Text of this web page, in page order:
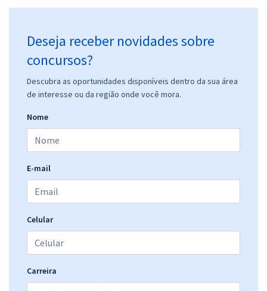
Deseja receber novidades sobre
concursos?
Descubra as oportunidades disponíveis dentro da sua área
de interesse ou da região onde você mora.
Nome
E-mail
Celular
Carreira